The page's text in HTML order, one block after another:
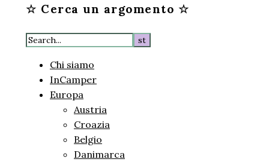
☆ Cerca un argomento ☆
Chi siamo
InCamper
Europa
Austria
Croazia
Belgio
Danimarca